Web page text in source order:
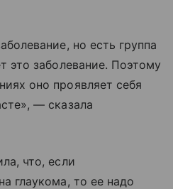
но есть группа
это заболевание. Поэтому
оно проявляет себя
— сказала
что, если
глаукома, то ее надо